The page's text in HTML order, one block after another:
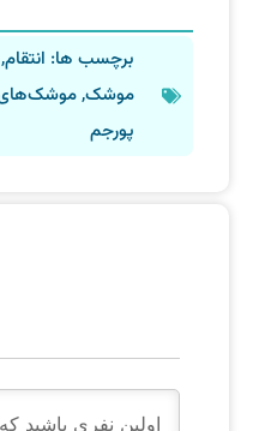
برچسب ها: انتقام,
موشک,موشک‌های
پورجم